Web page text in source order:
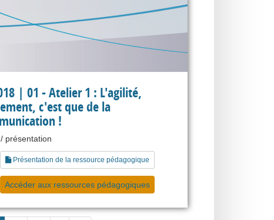
| 01 - Atelier 1 : L'agilité,
c'est que de la
!
présentation
Présentation de la ressource pédagogique
Accéder aux ressources pédagogiques